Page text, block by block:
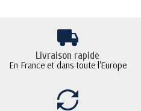
Livraison rapide
En France et dans toute l'Europe